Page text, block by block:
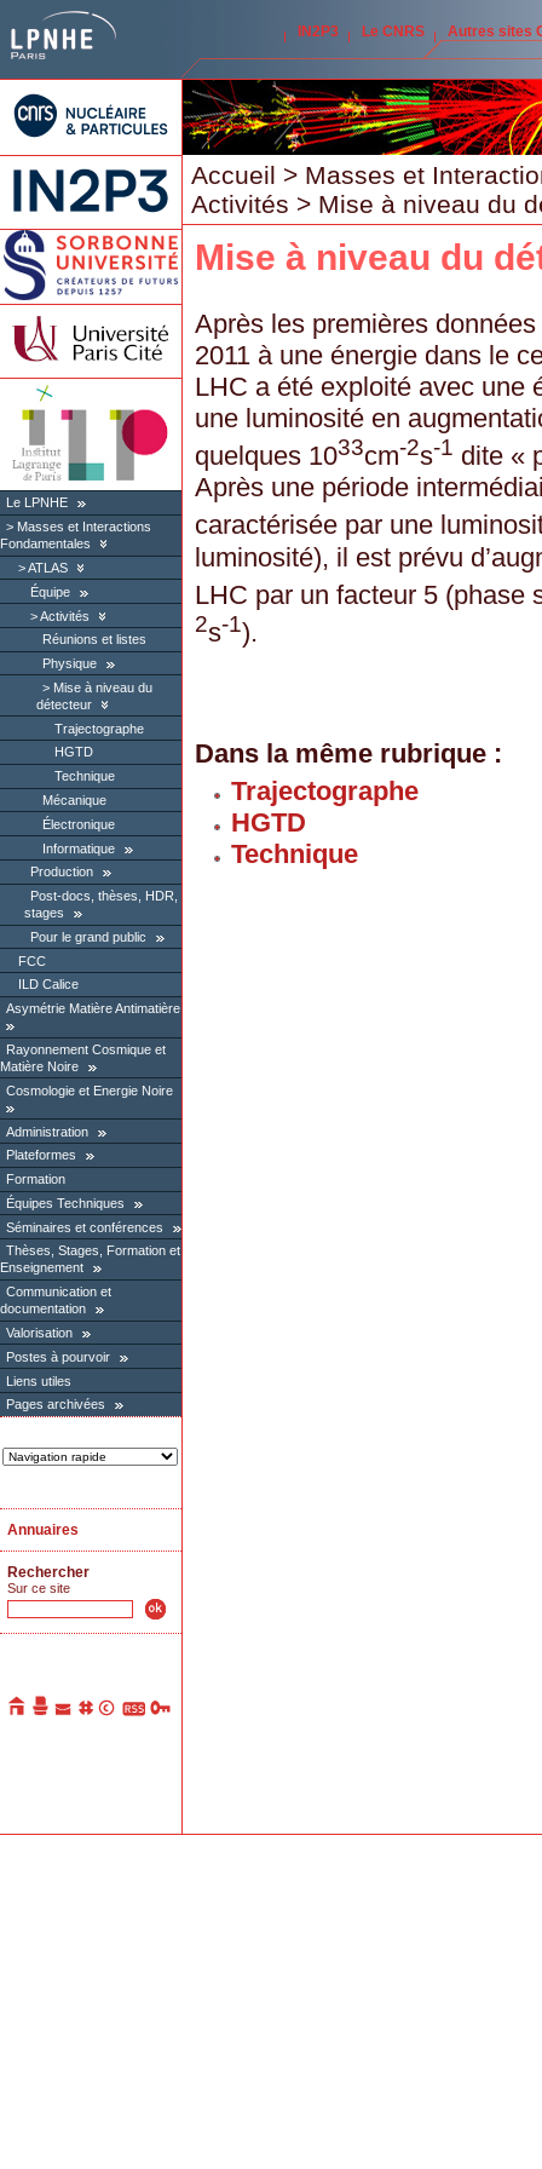
IN2P3 Le CNRS Autres sites
Le LPNHE
Masses et Interactions
Fondamentales
ATLAS
Équipe
Activités
Réunions et listes
Physique
Mise à niveau du
détecteur
Trajectographe
HGTD
Technique
Mécanique
Électronique
Informatique
Production
Post-docs, thèses, HDR,
stages
Pour le grand public
FCC
ILD Calice
Asymétrie Matière Antimatière
Rayonnement Cosmique et
Matière Noire
Cosmologie et Energie Noire
Administration
Plateformes
Formation
Équipes Techniques
Séminaires et conférences
Thèses, Stages, Formation et
Enseignement
Communication et
documentation
Valorisation
Postes à pourvoir
Liens utiles
Pages archivées
Annuaires
Rechercher
Sur ce site
Accueil > Masses et
Activités > Mise à niveau du
Mise à niveau du
Après les premières
2011 à une énergie dans le
LHC a été exploité avec une
une luminosité en
quelques 1033cm-2s-1 dite «
Après une période
caractérisée par une
luminosité), il est prévu
LHC par un facteur 5 (phase
2s-1).
Dans la même rubrique :
Trajectographe
HGTD
Technique